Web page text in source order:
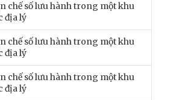
chế số lưu hành trong một khu
địa lý
chế số lưu hành trong một khu
địa lý
chế số lưu hành trong một khu
địa lý